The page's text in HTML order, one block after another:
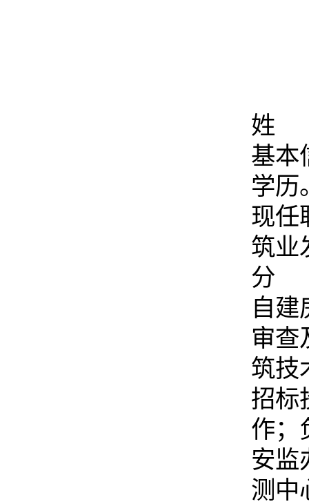
姓
基本
学历
现任
筑业
分
自建
审查
筑技
招标
作；
安监
测中